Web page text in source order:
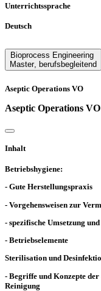
Unterrichtssprache
Deutsch
Bioprocess Engineering
Master, berufsbegleitend
Aseptic Operations VO
Aseptic Operations
Inhalt
Betriebshygiene:
- Gute Herstellungspraxis
- Vorgehensweisen zur
- spezifische Umsetzung
- Betriebselemente
Sterilisation und
- Begriffe und Konzepte
Reinigung